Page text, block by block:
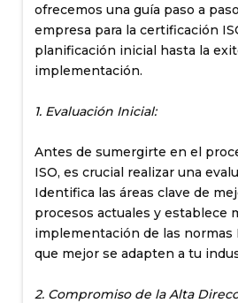
ofrecemos una guía paso a
empresa para la certificación
planificación inicial hasta la
implementación.
1. Evaluación Inicial:
Antes de sumergirte en el
ISO, es crucial realizar una
Identifica las áreas clave de
procesos actuales y establece
implementación de las normas
que mejor se adapten a tu
2. Compromiso de la Alta